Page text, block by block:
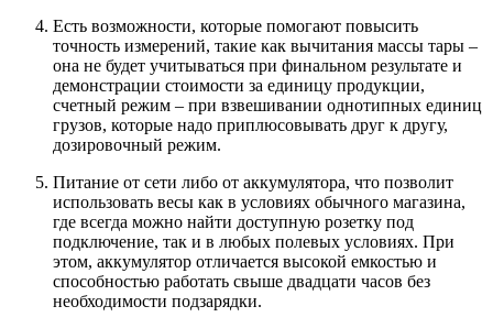
Есть возможности, которые помогают повысить
точность измерений, такие как вычитания массы тары –
она не будет учитываться при финальном результате и
демонстрации стоимости за единицу продукции,
счетный режим – при взвешивании однотипных единиц
грузов, которые надо приплюсовывать друг к другу,
дозировочный режим.
Питание от сети либо от аккумулятора, что позволит
использовать весы как в условиях обычного магазина,
где всегда можно найти доступную розетку под
подключение, так и в любых полевых условиях. При
этом, аккумулятор отличается высокой емкостью и
способностью работать свыше двадцати часов без
необходимости подзарядки.